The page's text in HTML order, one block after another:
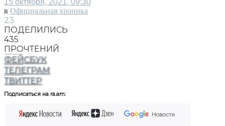
в Официальная хроника
23
ПОДЕЛИЛИСЬ
435
ПРОЧТЕНИЙ
ФЕЙСБУК
ТЕЛЕГРАМ
ТВИТТЕР
Подписаться на ra.am: